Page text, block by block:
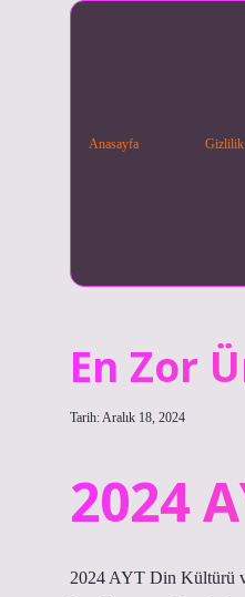
Anasayfa Gizlilik
En Zor
Tarih: Aralık 18, 2024
2024
2024 AYT Din Kültürü